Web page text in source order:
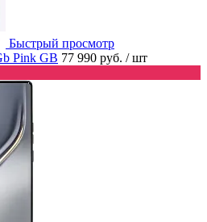
Быстрый просмотр
Pink GB 77 990 руб. / шт